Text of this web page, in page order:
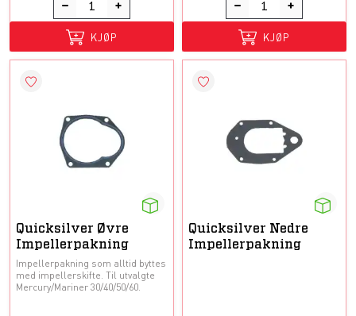
KJØP KJØP
Quicksilver Øvre
Impellerpakning
Impellerpakning som alltid byttes
med impellerskifte. Til utvalgte
Mercury/Mariner 30/40/50/60.
Quicksilver Nedre
Impellerpakning